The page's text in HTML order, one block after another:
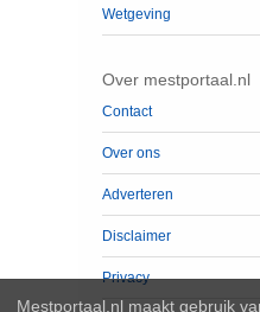
Wetgeving
Over mestportaal.nl
Contact
Over ons
Adverteren
Disclaimer
Privacy
Mestportaal.nl maakt gebruik